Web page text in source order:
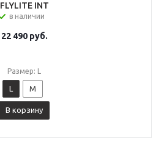
FLYLITE INT
в наличии
22 490руб.
Размер: L
L M
В корзину